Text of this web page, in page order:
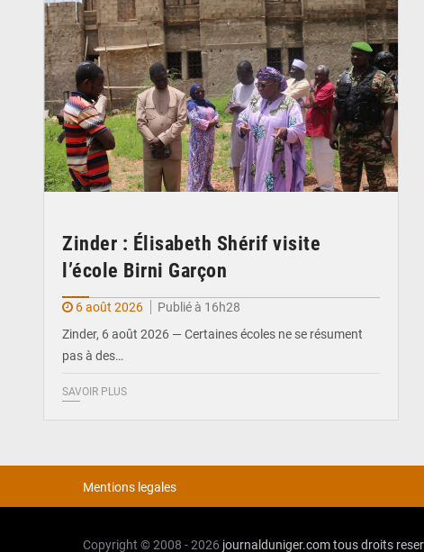
Zinder : Élisabeth Shérif visite
l’école Birni Garçon
6 août 2026
Publié à 16h28
Zinder, 6 août 2026 — Certaines écoles ne se résument
pas à des…
SAVOIR PLUS
Mentions legales
Copyright © 2008 - 2026 journalduniger.comtous droits